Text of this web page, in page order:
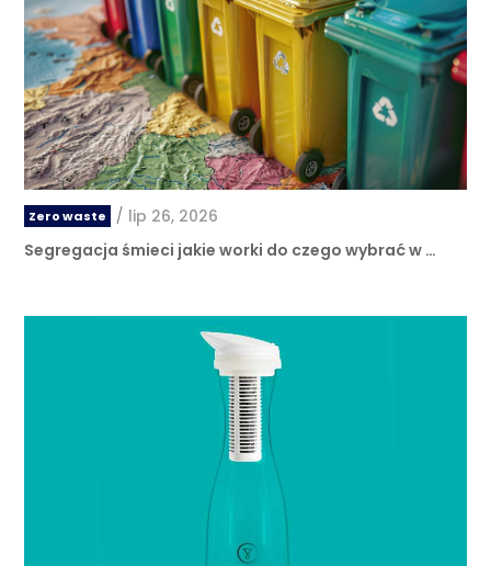
Zero waste / lip 26, 2026
Segregacja śmieci jakie worki do czego wybrać w …